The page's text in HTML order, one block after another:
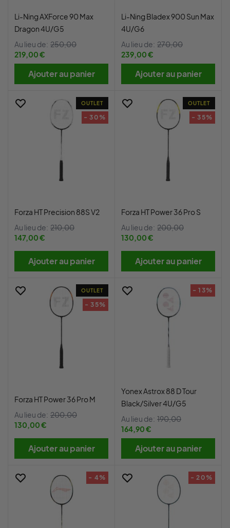
Li-Ning AXForce 90 Max
Dragon 4U/G5
Au lieu de: 250,00
219,00 €
Ajouter au panier
Li-Ning Bladex 900 Sun Max
4U/G6
Au lieu de: 270,00
239,00 €
Ajouter au panier
OUTLET
- 30%
Forza HT Precision 88S V2
Au lieu de: 210,00
147,00 €
Ajouter au panier
OUTLET
- 35%
Forza HT Power 36 Pro S
Au lieu de: 200,00
130,00 €
Ajouter au panier
OUTLET
- 35%
Forza HT Power 36 Pro M
Au lieu de: 200,00
130,00 €
Ajouter au panier
- 13%
Yonex Astrox 88 D Tour
Black/Silver 4U/G5
Au lieu de: 190,00
164,90 €
Ajouter au panier
- 4% - 20%